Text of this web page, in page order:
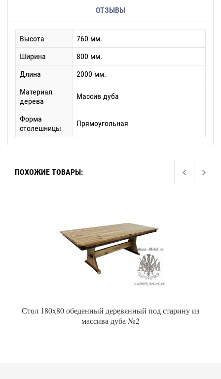
ОТЗЫВЫ
Высота
760 мм.
Ширина
800 мм.
Длина
2000 мм.
Материал
дерева
Массив дуба
Форма
столешницы
Прямоугольная
ПОХОЖИЕ ТОВАРЫ:
Стол 180x80 обеденный деревянный под старину из
массива дуба №2